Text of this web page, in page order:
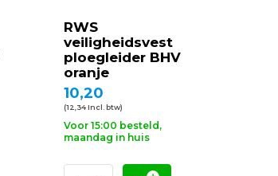
RWS
veiligheidsvest
ploegleider BHV
oranje
10,20
(12,34 Incl. btw)
Voor 15:00 besteld,
maandag in huis